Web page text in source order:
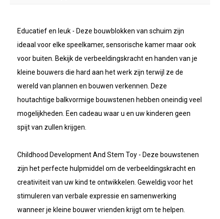
Educatief en leuk - Deze bouwblokken van schuim zijn
ideaal voor elke speelkamer, sensorische kamer maar ook
voor buiten. Bekijk de verbeeldingskracht en handen van je
kleine bouwers die hard aan het werk zijn terwijl ze de
wereld van plannen en bouwen verkennen. Deze
houtachtige balkvormige bouwstenen hebben oneindig veel
mogelijkheden. Een cadeau waar u en uw kinderen geen
spijt van zullen krijgen.
Childhood Development And Stem Toy - Deze bouwstenen
zijn het perfecte hulpmiddel om de verbeeldingskracht en
creativiteit van uw kind te ontwikkelen. Geweldig voor het
stimuleren van verbale expressie en samenwerking
wanneer je kleine bouwer vrienden krijgt om te helpen.